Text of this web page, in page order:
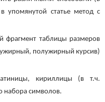
упомянутой статье метод с
фрагмент таблицы размеров
полужирный курсив)
кириллицы (в т.ч.
набора символов.